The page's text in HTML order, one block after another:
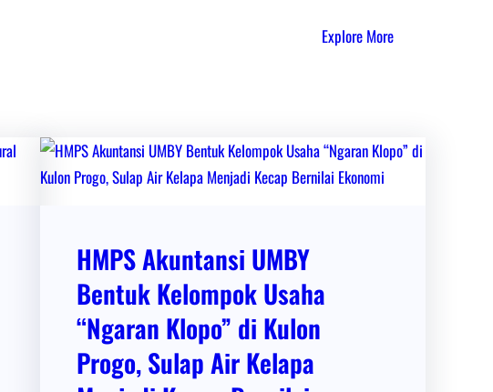
Explore More
HMPS Akuntansi UMBY
Bentuk Kelompok Usaha
“Ngaran Klopo” di Kulon
Progo, Sulap Air Kelapa